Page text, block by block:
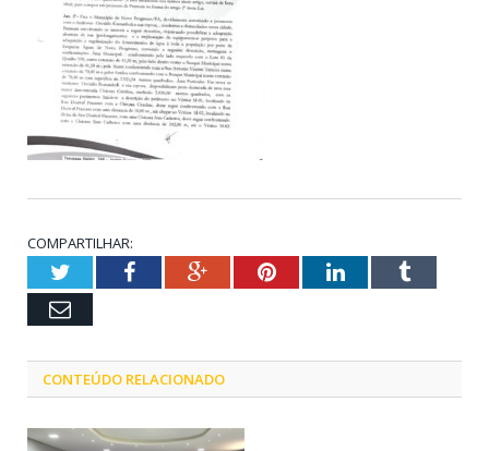
COMPARTILHAR:
TwitterFacebookGoogle+PinterestLinkedInTumblr
Email
CONTEÚDO RELACIONADO